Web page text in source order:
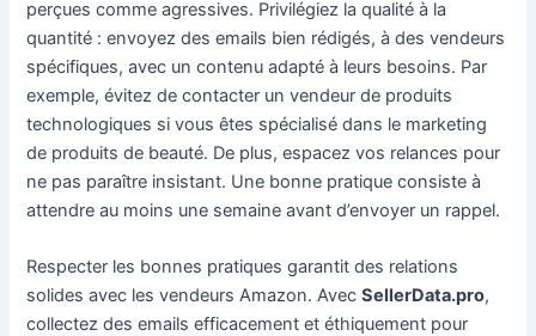
perçues comme agressives. Privilégiez la qualité à la
quantité : envoyez des emails bien rédigés, à des vendeurs
spécifiques, avec un contenu adapté à leurs besoins. Par
exemple, évitez de contacter un vendeur de produits
technologiques si vous êtes spécialisé dans le marketing
de produits de beauté. De plus, espacez vos relances pour
ne pas paraître insistant. Une bonne pratique consiste à
attendre au moins une semaine avant d’envoyer un rappel.
Respecter les bonnes pratiques garantit des relations
solides avec les vendeurs Amazon. AvecSellerData.pro,
collectez des emails efficacement et éthiquement pour